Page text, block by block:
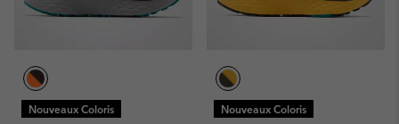
Nouveaux Coloris Nouveaux Coloris